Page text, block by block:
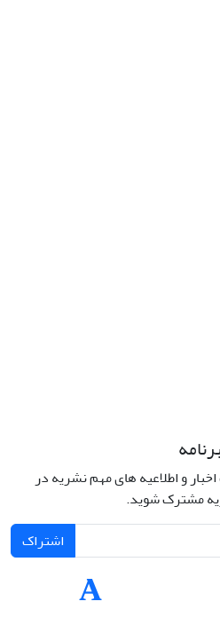
و اطلاعیه های مهم نشریه در
مشترک شوید.
اشتراک